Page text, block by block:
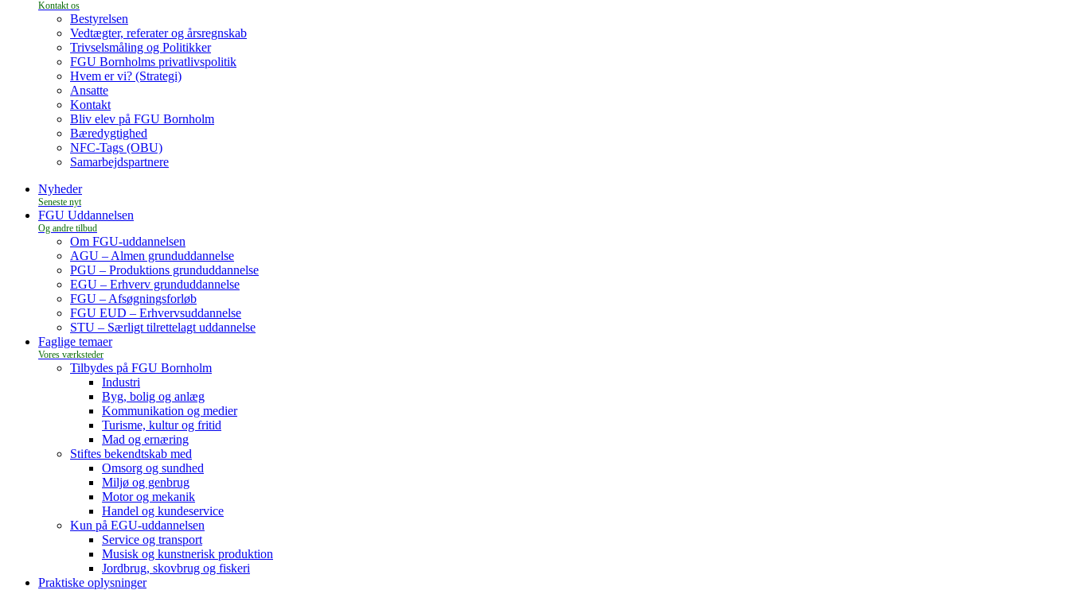
Bestyrelsen
Vedtægter, referater og årsregnskab
Trivselsmåling og Politikker
FGU Bornholms privatlivspolitik
Hvem er vi? (Strategi)
Ansatte
Kontakt
Bliv elev på FGU Bornholm
Bæredygtighed
NFC-Tags (OBU)
Samarbejdspartnere
Nyheder
FGU Uddannelsen
Om FGU-uddannelsen
AGU – Almen grunduddannelse
PGU – Produktions grunduddannelse
EGU – Erhverv grunduddannelse
FGU – Afsøgningsforløb
FGU EUD – Erhvervsuddannelse
STU – Særligt tilrettelagt uddannelse
Faglige temaer
Tilbydes på FGU Bornholm
Industri
Byg, bolig og anlæg
Kommunikation og medier
Turisme, kultur og fritid
Mad og ernæring
Stiftes bekendtskab med
Omsorg og sundhed
Miljø og genbrug
Motor og mekanik
Handel og kundeservice
Kun på EGU-uddannelsen
Service og transport
Musisk og kunstnerisk produktion
Jordbrug, skovbrug og fiskeri
Praktiske oplysninger